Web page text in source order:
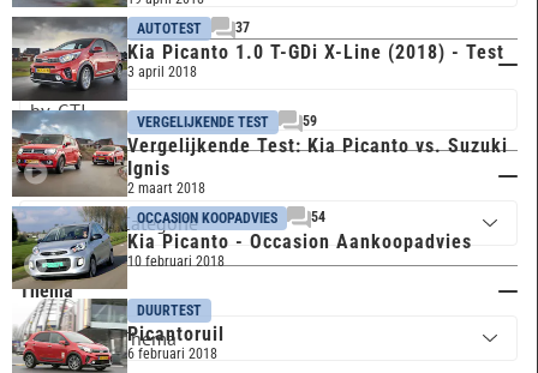
Trefwoord
Categorie
Thema
AUTOTEST
37
Kia Picanto 1.0 T-GDi X-Line (2018) - Test
3 april 2018
VERGELIJKENDE TEST 59
Vergelijkende Test: Kia Picanto vs. Suzuki
Ignis
2 maart 2018
OCCASION KOOPADVIES
54
Kia Picanto - Occasion Aankoopadvies
10 februari 2018
DUURTEST
Picantoruil
6 februari 2018